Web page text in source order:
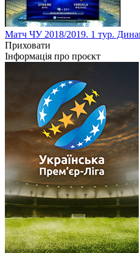
Матч ЧУ 2018/2019. 1 тур.
Приховати
Інформація про проєкт